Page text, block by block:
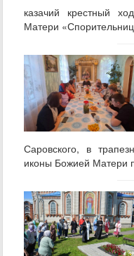
казачий крестный
Матери
Саровского, в
иконы Божией Матери